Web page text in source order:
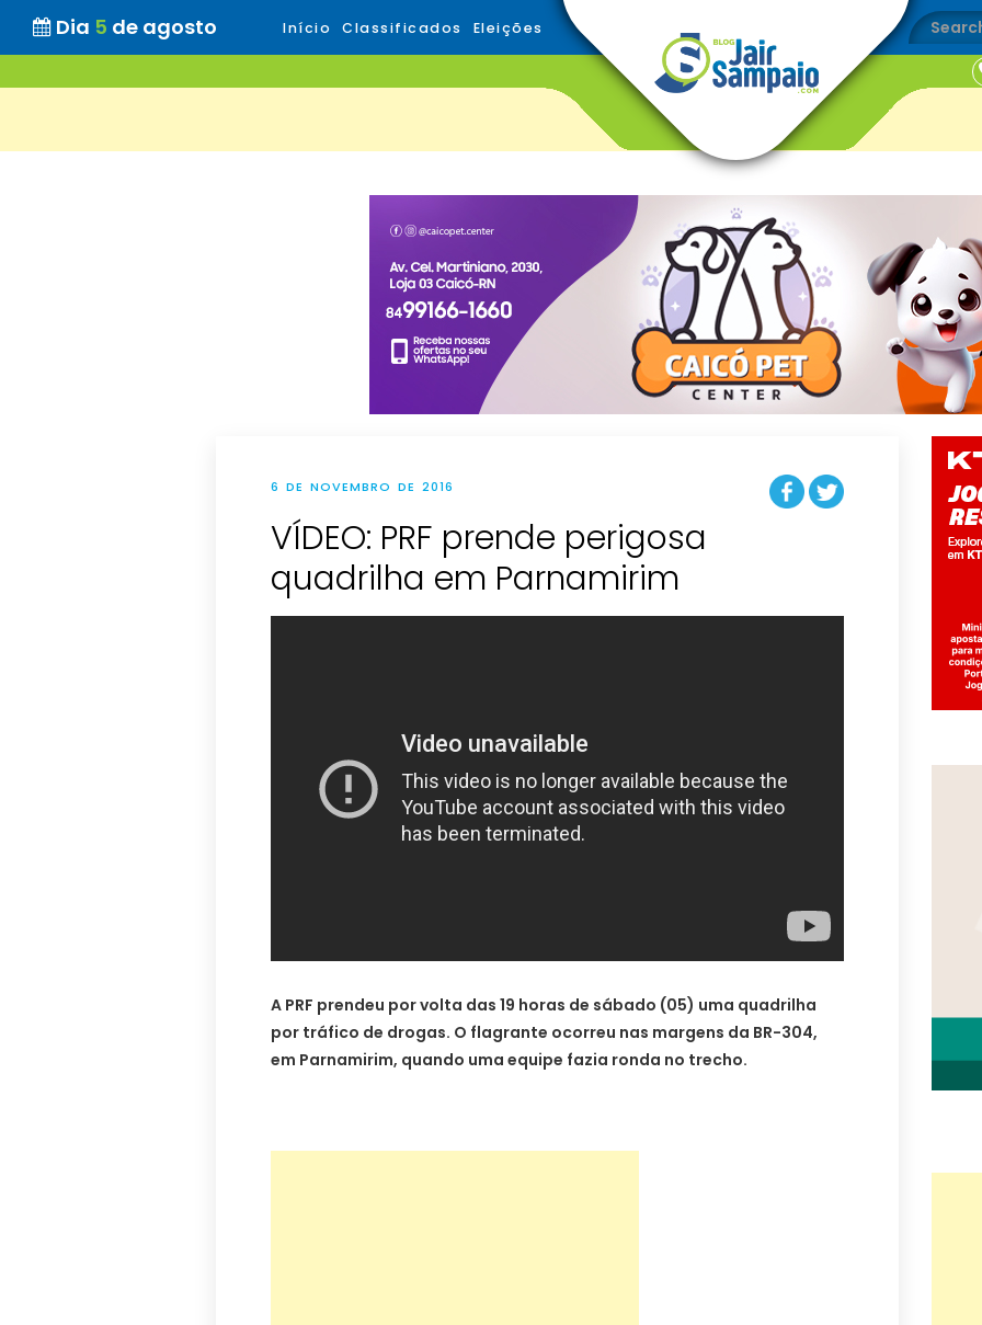
Dia 5 de agosto Início Classificados Eleições
6 DE NOVEMBRO DE 2016
VÍDEO: PRF prende perigosa
quadrilha em Parnamirim
A PRF prendeu por volta das 19 horas de sábado (05) uma quadrilha
por tráfico de drogas. O flagrante ocorreu nas margens da BR-304,
em Parnamirim, quando uma equipe fazia ronda no trecho.